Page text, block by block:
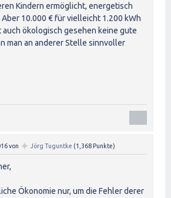
Kindern ermöglicht, energetisch
Aber 10.000 € für vielleicht 1.200 kWh
auch ökologisch gesehen keine gute
man an anderer Stelle sinnvoller
von ✦ Jörg Tuguntke (1,368 Punkte)
Ökonomie nur, um die Fehler derer